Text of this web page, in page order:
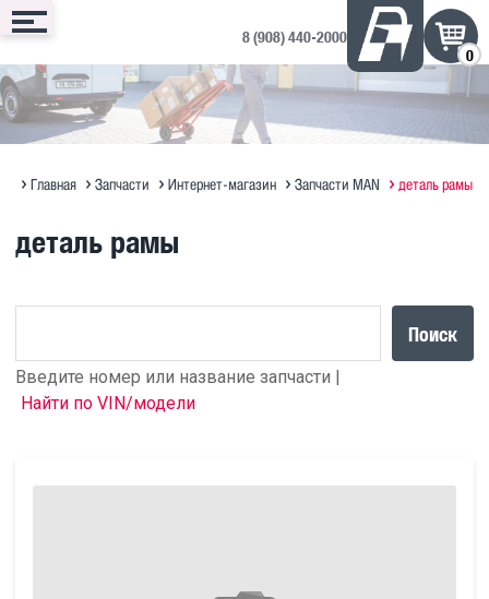
Сервис
Запись онлайн
Техническое обслуживание
Запчасти
Интернет-магазин
Оригинальное масло MAN
Техника
Техника в продаже на ДРОМ ↗
Полезная информация по SITRAK
Доп. оборудование
Дополнительное оборудование
Контакты
Запись на сервис
Отзывы и предложения
8 (908) 440-2000
0
Главная Запчасти Интернет-магазин Запчасти MAN деталь рамы
деталь рамы
Поиск
Введите номер или название запчасти |
Найти по VIN/модели